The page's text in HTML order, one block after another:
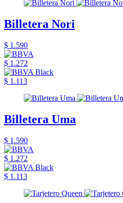
Billetera Nori
$ 1.590
$ 1.272
$ 1.113
Billetera Uma
$ 1.590
$ 1.272
$ 1.113